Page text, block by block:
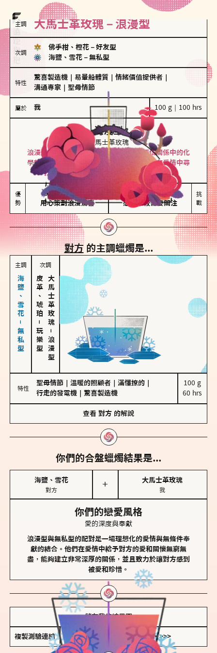
主調 大馬士革玫瑰－浪漫型
次調
佛手柑、橙花 － 好友型
海鹽、雪花 － 無私型
特性
驚喜製造機 易暈船體質 情緒價值提供者
溝通專家
聖母情節
屬於 我 100 g｜100 hrs
浪漫型
大馬士革玫瑰
浪漫型的人以激情與性吸引力為基礎，深信關係中的化
學效應，認為每次相遇都是命中註定。傾向在愛情中尋
找火花，經常表達對另一半的愛意和讚美。
優
勢
保持戀愛新鮮感
用心策劃浪漫驚喜
情緒起伏較大
感情中較需要關注
挑
戰
對方的主調蠟燭是...
主調
海鹽、雪花－無私型
次調
皮革、琥珀
－
玩樂型
大馬士革玫瑰
－
浪漫型
特性
聖母情節 溫暖的照顧者 滿懂撩的
行走的發電機
驚喜製造機
100 g
60 hrs
查看 對方 的解說
你們的合盤蠟燭結果是...
海鹽、雪花
對方
＋
大馬士革玫瑰
我
你們的戀愛風格
愛的深度與奉獻
浪漫型與無私型的配對是一場理想化的愛情與無條件奉
獻的結合。他們在愛情中給予對方的愛和關懷無窮無
盡，能夠建立非常深厚的關係，並且致力於讓對方感到
被愛和珍惜。
儲存我的結果圖
複製測驗連結 查看香氛類型全解析 >>>